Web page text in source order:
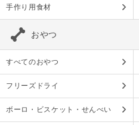
手作り用食材
おやつ
すべてのおやつ
フリーズドライ
ボーロ・ビスケット・せんべい